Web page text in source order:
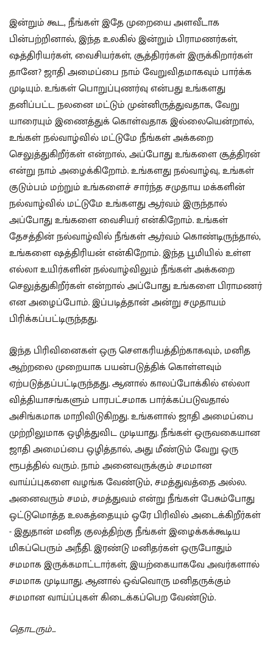
இன்றும் கூட, நீங்கள் இதே முறையை அளவீடாக
பின்பற்றினால், இந்த உலகில் இன்றும் பிராமணர்கள்,
ஷத்திரியர்கள், வைசியர்கள், சூத்திரர்கள் இருக்கிறார்கள்
தானே? ஜாதி அமைப்பை நாம் வேறுவிதமாகவும் பார்க்க
முடியும். உங்கள் பொறுப்புணர்வு என்பது உங்களது
தனிப்பட்ட நலனை மட்டும் முன்னிருத்துவதாக, வேறு
யாரையும் இணைத்துக் கொள்வதாக இல்லையென்றால்,
உங்கள் நல்வாழ்வில் மட்டுமே நீங்கள் அக்கறை
செலுத்துகிறீர்கள் என்றால், அப்போது உங்களை சூத்திரன்
என்று நாம் அழைக்கிறோம். உங்களது நல்வாழ்வு, உங்கள்
குடும்பம் மற்றும் உங்களைச் சார்ந்த சமுதாய மக்களின்
நல்வாழ்வில் மட்டுமே உங்களது ஆர்வம் இருந்தால்
அப்போது உங்களை‌ வைசியர் என்கிறோம். உங்கள்
தேசத்தின் நல்வாழ்வில் நீங்கள் ஆர்வம் கொண்டிருந்தால்,
உங்களை ஷத்திரியன் என்கிறோம். இந்த பூமியில் உள்ள
எல்லா உயிர்களின் நல்வாழ்விலும் நீங்கள் அக்கறை
செலுத்துகிறீர்கள் என்றால் அப்போது உங்களை பிராமணர்
என அழைப்போம். இப்படித்தான் அன்று சமுதாயம்
பிரிக்கப்பட்டிருந்தது.
இந்த பிரிவினைகள் ஒரு சௌகரியத்திற்காகவும், மனித
ஆற்றலை முறையாக பயன்படுத்திக் கொள்ளவும்
ஏற்படுத்தப்பட்டிருந்தது. ஆனால் காலப்போக்கில் எல்லா
வித்தியாசங்களும் பாரபட்சமாக பார்க்கப்படுவதால்
அசிங்கமாக மாறிவிடுகிறது. உங்களால் ஜாதி அமைப்பை
முற்றிலுமாக ஒழித்துவிட முடியாது. நீங்கள் ஒருவகையான
ஜாதி அமைப்பை ஒழித்தால், அது மீண்டும் வேறு ஒரு
ரூபத்தில் வரும். நாம் அனைவருக்கும் சமமான
வாய்ப்புகளை வழங்க வேண்டும், சமத்துவத்தை அல்ல.
அனைவரும் சமம், சமத்துவம் என்று நீங்கள் பேசும்போது
ஒட்டுமொத்த உலகத்தையும் ஒரே பிரிவில் அடைக்கிறீர்கள்
- இதுதான் மனித குலத்திற்கு‌ நீங்கள் இழைக்கக்கூடிய
மிகப்பெரும் அநீதி. இரண்டு மனிதர்கள் ஒருபோதும்
சமமாக‌ இருக்கமாட்டார்கள், இயற்கையாகவே அவர்களால்
சமமாக முடியாது. ஆனால் ஒவ்வொரு மனிதருக்கும்
சமமான வாய்ப்புகள் கிடைக்கப்பெற வேண்டும்.
தொடரும்...